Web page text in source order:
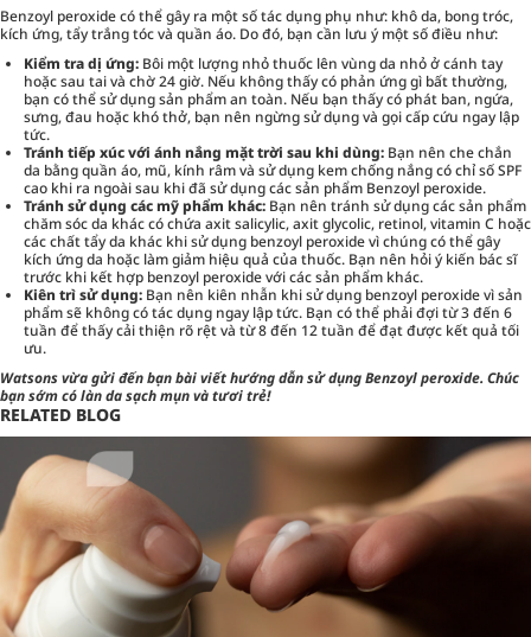
Benzoyl peroxide có thể gây ra một số tác dụng phụ như: khô da, bong tróc,
kích ứng, tẩy trắng tóc và quần áo. Do đó, bạn cần lưu ý một số điều như:
Kiểm tra dị ứng: Bôi một lượng nhỏ thuốc lên vùng da nhỏ ở cánh tay
hoặc sau tai và chờ 24 giờ. Nếu không thấy có phản ứng gì bất thường,
bạn có thể sử dụng sản phẩm an toàn. Nếu bạn thấy có phát ban, ngứa,
sưng, đau hoặc khó thở, bạn nên ngừng sử dụng và gọi cấp cứu ngay lập
tức.
Tránh tiếp xúc với ánh nắng mặt trời sau khi dùng: Bạn nên che chắn
da bằng quần áo, mũ, kính râm và sử dụng kem chống nắng có chỉ số SPF
cao khi ra ngoài sau khi đã sử dụng các sản phẩm Benzoyl peroxide.
Tránh sử dụng các mỹ phẩm khác: Bạn nên tránh sử dụng các sản phẩm
chăm sóc da khác có chứa axit salicylic, axit glycolic, retinol, vitamin C hoặc
các chất tẩy da khác khi sử dụng benzoyl peroxide vì chúng có thể gây
kích ứng da hoặc làm giảm hiệu quả của thuốc. Bạn nên hỏi ý kiến bác sĩ
trước khi kết hợp benzoyl peroxide với các sản phẩm khác.
Kiên trì sử dụng: Bạn nên kiên nhẫn khi sử dụng benzoyl peroxide vì sản
phẩm sẽ không có tác dụng ngay lập tức. Bạn có thể phải đợi từ 3 đến 6
tuần để thấy cải thiện rõ rệt và từ 8 đến 12 tuần để đạt được kết quả tối
ưu.
Watsonsvừa gửi đến bạn bài viết hướng dẫn sử dụng Benzoyl peroxide. Chúc
bạn sớm có làn da sạch mụn và tươi trẻ!
RELATED BLOG